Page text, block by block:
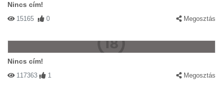
Nincs cím!
15165 0 Megosztás
Nincs cím!
117363 1 Megosztás